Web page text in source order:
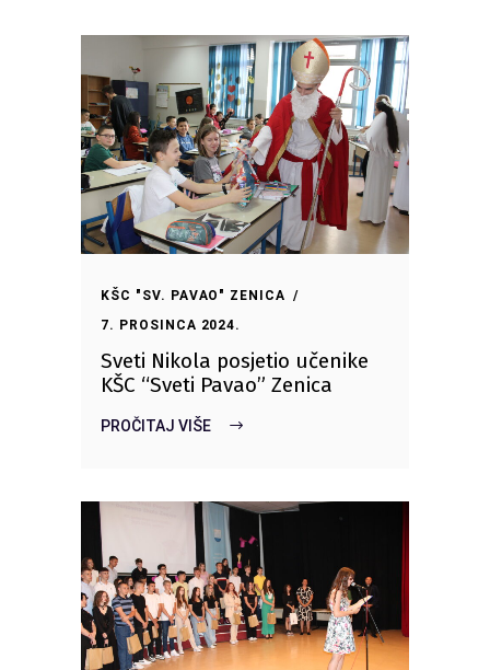
KŠC "SV. PAVAO" ZENICA
7. PROSINCA 2024.
Sveti Nikola posjetio učenike
KŠC “Sveti Pavao” Zenica
PROČITAJ VIŠE